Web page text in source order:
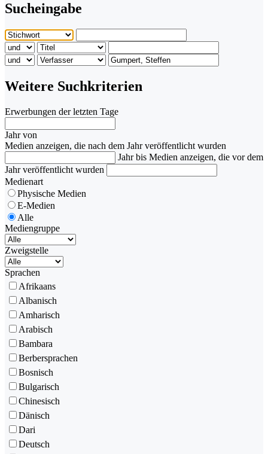
Sucheingabe
Weitere Suchkriterien
Erwerbungen der letzten Tage
Jahr von
Medien anzeigen, die nach dem Jahr veröffentlicht wurden
Jahr bis Medien anzeigen, die vor dem
Jahr veröffentlicht wurden
Medienart
Physische Medien
E-Medien
Alle
Mediengruppe
Zweigstelle
Sprachen
Afrikaans
Albanisch
Amharisch
Arabisch
Bambara
Berbersprachen
Bosnisch
Bulgarisch
Chinesisch
Dänisch
Dari
Deutsch